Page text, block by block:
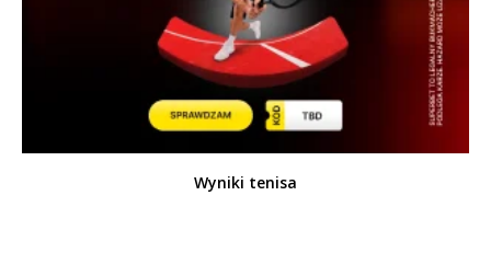
Wyniki tenisa